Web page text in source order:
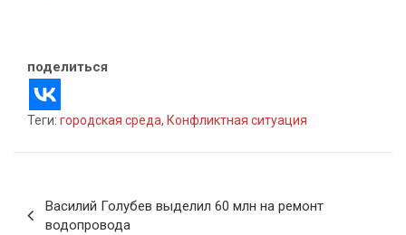
поделиться
Теги: городская среда, Конфликтная ситуация
по
Василий Голубев выделил 60 млн на ремонт
водопровода